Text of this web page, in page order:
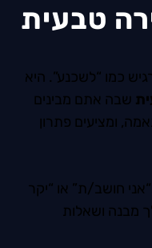
טבעית
כמו “לשכנע”. היא
שבה אתם מבינים
ומציעים פתרון
חושב/ת” או “יקר
מבנה ושאלות